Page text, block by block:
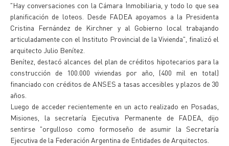
"Hay conversaciones con la Cámara Inmobiliaria, y todo lo que sea
planificación de loteos. Desde FADEA apoyamos a la Presidenta
Cristina Fernández de Kirchner y al Gobierno local trabajando
articuladamente con el Instituto Provincial de la Vivienda", finalizó el
arquitecto Julio Benítez.
Benítez, destacó alcances del plan de créditos hipotecarios para la
construcción de 100.000 viviendas por año, (400 mil en total)
financiado con créditos de ANSES a tasas accesibles y plazos de 30
años.
Luego de acceder recientemente en un acto realizado en Posadas,
Misiones, la secretaría Ejecutiva Permanente de FADEA, dijo
sentirse "orgulloso como formoseño de asumir la Secretaría
Ejecutiva de la Federación Argentina de Entidades de Arquitectos.